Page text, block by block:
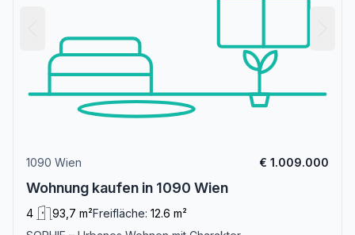
1090 Wien € 1.009.000
Wohnung kaufen in 1090 Wien
4 93,7 m²Freifläche: 12.6 m²